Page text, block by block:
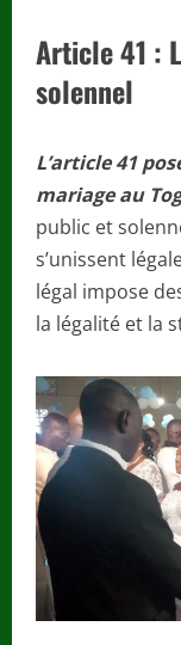
Article 41 :
solennel
L’article 41
mariage au
public et
s’unissent
légal impose
la légalité et la